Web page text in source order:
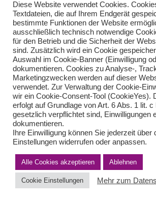
Teilen Sie diese Nachricht mit Ihren
Impressum Haftungsausschluss
Kontakt
© von Herder Management GmbH 2024 I * § 6
Diese Website verwendet Cookies.
Textdateien, die auf Ihrem Endgerät
bestimmte Funktionen der Website
ausschließlich technisch notwendige
für den Betrieb und die Sicherheit der
sind. Zusätzlich wird ein Cookie
Auswahl im Cookie-Banner (Einwilligung
dokumentieren. Cookies zu Analyse-,
Marketingzwecken werden auf dieser
verwendet. Zur Verwaltung der Cookie-
wir ein Cookie-Consent-Tool (CookieYes).
erfolgt auf Grundlage von Art. 6 Abs. 1 lit.
gesetzlich verpflichtet sind, Einwilligungen
dokumentieren.
Ihre Einwilligung können Sie jederzeit über
Einstellungen widerrufen oder anpassen.
Alle Cookies akzeptieren Ablehnen
Cookie Einstellungen Mehr zum